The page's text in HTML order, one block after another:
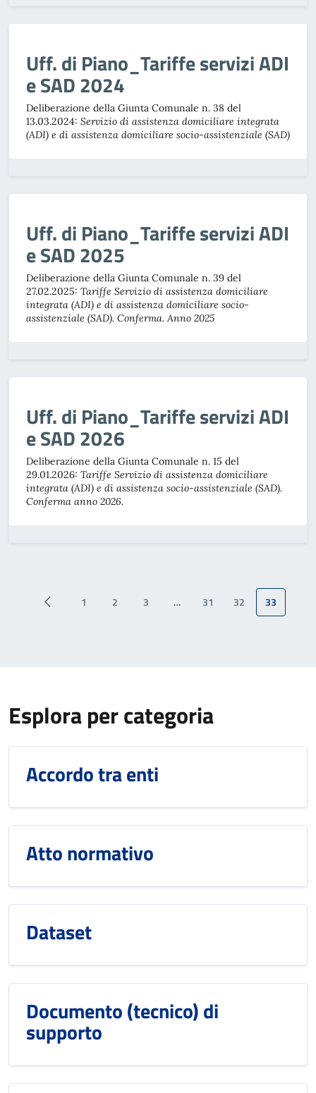
Uff. di Piano_Tariffe servizi ADI
e SAD 2024
Deliberazione della Giunta Comunale n. 38 del
13.03.2024: Servizio di assistenza domiciliare integrata
(ADI) e di assistenza domiciliare socio-assistenziale (SAD)
Uff. di Piano_Tariffe servizi ADI
e SAD 2025
Deliberazione della Giunta Comunale n. 39 del
27.02.2025: Tariffe Servizio di assistenza domiciliare
integrata (ADI) e di assistenza domiciliare socio-
assistenziale (SAD). Conferma. Anno 2025
Uff. di Piano_Tariffe servizi ADI
e SAD 2026
Deliberazione della Giunta Comunale n. 15 del
29.01.2026: Tariffe Servizio di assistenza domiciliare
integrata (ADI) e di assistenza socio-assistenziale (SAD).
Conferma anno 2026.
1 2 3 … 31 32 33
Esplora per categoria
Accordo tra enti
Atto normativo
Dataset
Documento (tecnico) di
supporto